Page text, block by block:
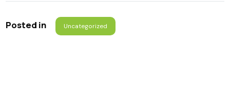
Posted in Uncategorized